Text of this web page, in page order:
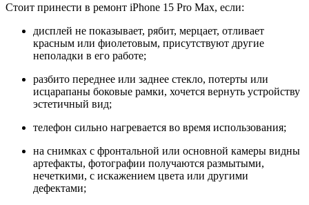
Стоит принести в ремонт iPhone 15 Pro Max, если:
дисплей не показывает, рябит, мерцает, отливает
красным или фиолетовым, присутствуют другие
неполадки в его работе;
разбито переднее или заднее стекло, потерты или
исцарапаны боковые рамки, хочется вернуть устройству
эстетичный вид;
телефон сильно нагревается во время использования;
на снимках с фронтальной или основной камеры видны
артефакты, фотографии получаются размытыми,
нечеткими, с искажением цвета или другими
дефектами;